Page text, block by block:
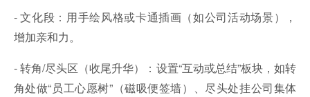
- 文化段：用手绘风格或卡通插画（如公司活动场景），
增加亲和力。
- 转角/尽头区（收尾升华）：设置“互动或总结”板块，如转
角处做“员工心愿树”（磁吸便签墙）、尽头处挂公司集体